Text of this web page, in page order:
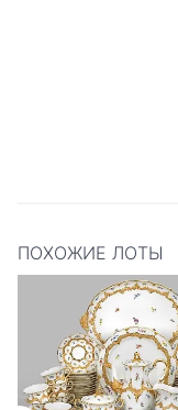
ПОХОЖИЕ ЛОТЫ